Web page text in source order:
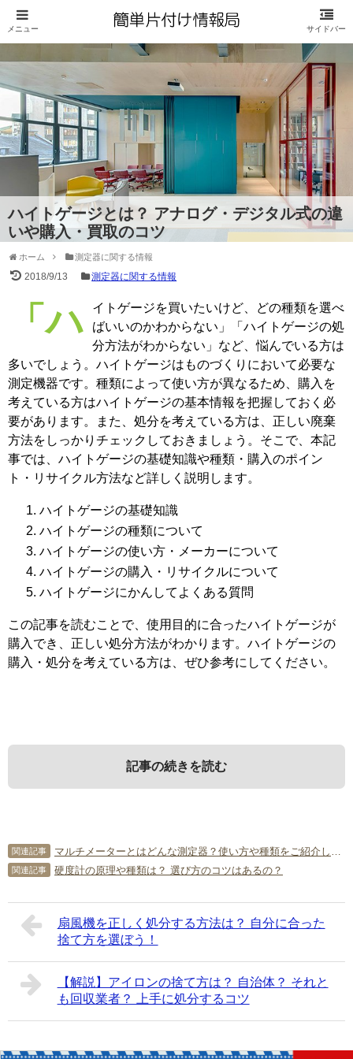
ハイトゲージとは？ アナログ・デジタル式の違
いや購入・買取のコツ
ホーム 測定器に関する情報
2018/9/13 測定器に関する情報
「ハイトゲージを買いたいけど、どの種類を選べ
ばいいのかわからない」「ハイトゲージの処
分方法がわからない」など、悩んでいる方は
多いでしょう。ハイトゲージはものづくりにおいて必要な
測定機器です。種類によって使い方が異なるため、購入を
考えている方はハイトゲージの基本情報を把握しておく必
要があります。また、処分を考えている方は、正しい廃棄
方法をしっかりチェックしておきましょう。そこで、本記
事では、ハイトゲージの基礎知識や種類・購入のポイン
ト・リサイクル方法など詳しく説明します。
ハイトゲージの基礎知識
ハイトゲージの種類について
ハイトゲージの使い方・メーカーについて
ハイトゲージの購入・リサイクルについて
ハイトゲージにかんしてよくある質問
この記事を読むことで、使用目的に合ったハイトゲージが
購入でき、正しい処分方法がわかります。ハイトゲージの
購入・処分を考えている方は、ぜひ参考にしてください。
記事の続きを読む
1．ハイトゲージの基礎知識
ージの基礎知識を知ることが大切です。ハイトゲージとは
一体何なのか、構造や目的・必要性について詳しく見てい
きましょう。
1-1． ハイトゲージとは
機器です。主に、水平な台の上で工作物の高さを測定しま
3．ハイトゲージの使い方・メーカー
について
せん。きちんと使い方を把握することで、使用目的に合っ
たハイトゲージを選ぶことができます。そこで、ハイトゲ
ージの基本的な使い方とメーカーについて詳しく説明しま
しょう。
5．ハイトゲージにかんしてよくある
質問
てみました。
5-1． 新品ハイトゲージの価格はいくらか？
ほど、価格は高いです。購入する際は、あらかじめ予算を
関連記事 マルチメーターとはどんな測定器？使い方や種類をご紹介します！
関連記事 硬度計の原理や種類は？ 選び方のコツはあるの？
扇風機を正しく処分する方法は？ 自分に合った
捨て方を選ぼう！
【解説】アイロンの捨て方は？ 自治体？ それと
も回収業者？ 上手に処分するコツ